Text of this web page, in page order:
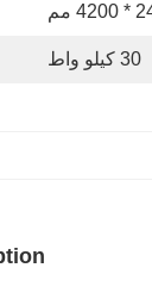
30 كيلو واط